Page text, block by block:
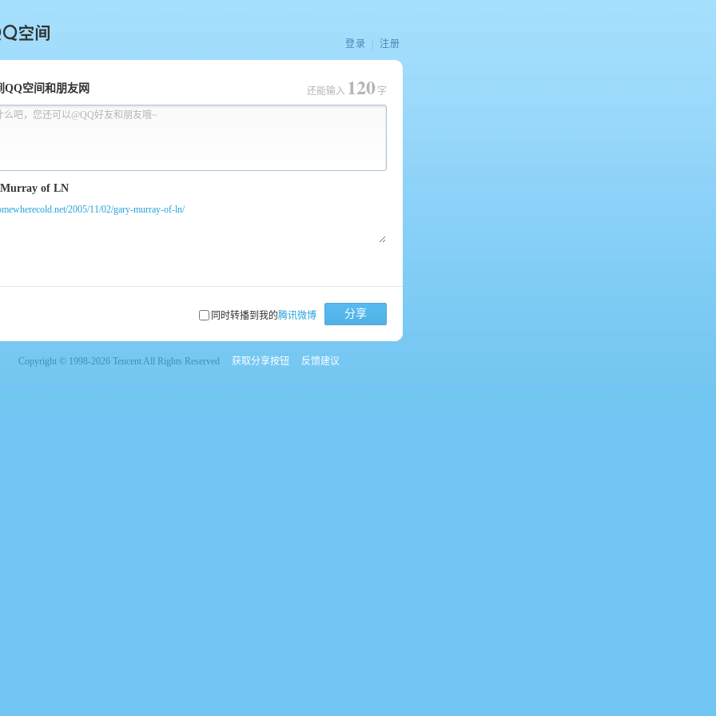
间
登录 注册
QQ空间和朋友网
么吧，您还可以@QQ好友和朋友哦~
还能输入 120 字
2005/11/02/gary-murray-of-ln/
同时转播到我的腾讯微博 分享
Copyright © 1998-2026 Tencent All Rights Reserved 获取分享按钮 反馈建议